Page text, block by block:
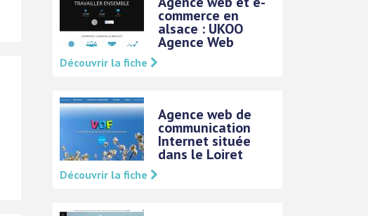
commerce en
alsace : UKOO
Agence Web
Découvrir la fiche
Agence web de
communication
Internet située
dans le Loiret
Découvrir la fiche